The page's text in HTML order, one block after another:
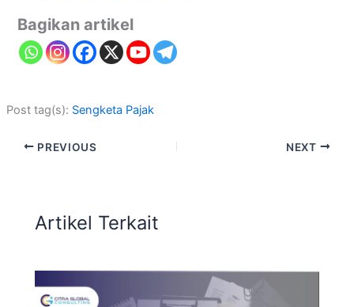
Bagikan artikel
Post tag(s): Sengketa Pajak
PREVIOUS NEXT
Artikel Terkait